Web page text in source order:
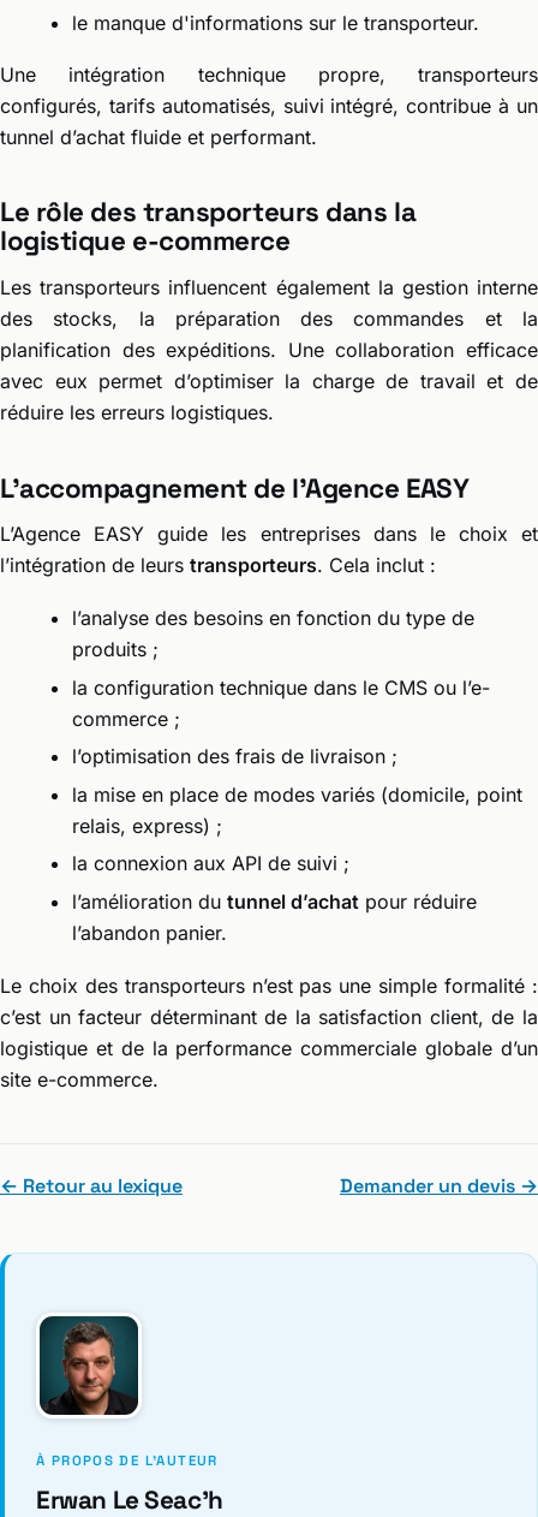
le manque d'informations sur le transporteur.
Une intégration technique propre, transporteurs
configurés, tarifs automatisés, suivi intégré, contribue à un
tunnel d’achat fluide et performant.
Le rôle des transporteurs dans la
logistique e-commerce
Les transporteurs influencent également la gestion interne
des stocks, la préparation des commandes et la
planification des expéditions. Une collaboration efficace
avec eux permet d’optimiser la charge de travail et de
réduire les erreurs logistiques.
L’accompagnement de l’Agence EASY
L’Agence EASY guide les entreprises dans le choix et
l’intégration de leurs transporteurs. Cela inclut :
l’analyse des besoins en fonction du type de
produits ;
la configuration technique dans le CMS ou l’e-
commerce ;
l’optimisation des frais de livraison ;
la mise en place de modes variés (domicile, point
relais, express) ;
la connexion aux API de suivi ;
l’amélioration du tunnel d’achat pour réduire
l’abandon panier.
Le choix des transporteurs n’est pas une simple formalité :
c’est un facteur déterminant de la satisfaction client, de la
logistique et de la performance commerciale globale d’un
site e-commerce.
← Retour au lexique Demander un devis →
À PROPOS DE L'AUTEUR
Erwan Le Seac'h